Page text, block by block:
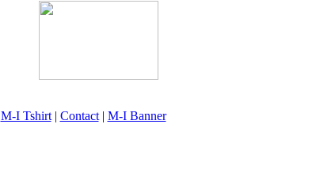
M-I Tshirt| Contact| M-I Banner